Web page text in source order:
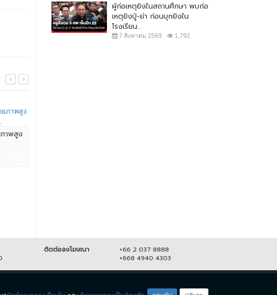
าพสูง
ผู้ก่อเหตุยิงในสถานศึกษา พบก่อ
เหตุยิงปู่-ย่า ก่อนบุกยิงใน
โรงเรียน...
7 สิงหาคม 2569 1,792
ติดต่อลงโฆษณา
+66 2 037 8888
+668 4940 4303
มีเดียโซน